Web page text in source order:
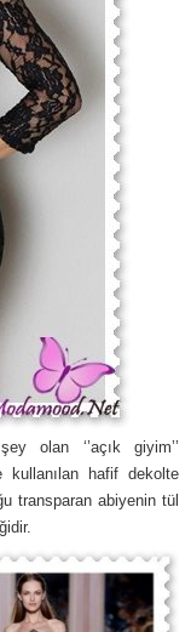
olan ‘’açık giyim’’
kullanılan hafif dekolte
transparan abiyenin tül